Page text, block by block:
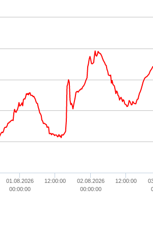
01.08.2026
00:00:00
12:00:00
02.08.2026
00:00:00
12:00:00